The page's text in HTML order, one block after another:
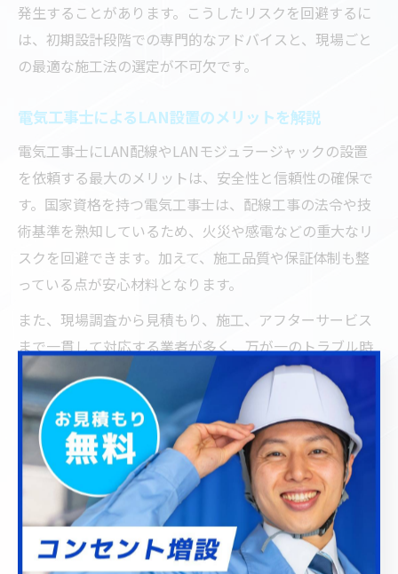
発生することがあります。こうしたリスクを回避するに
は、初期設計段階での専門的なアドバイスと、現場ごと
の最適な施工法の選定が不可欠です。
電気工事士によるLAN設置のメリットを解説
電気工事士にLAN配線やLANモジュラージャックの設置
を依頼する最大のメリットは、安全性と信頼性の確保で
す。国家資格を持つ電気工事士は、配線工事の法令や技
術基準を熟知しているため、火災や感電などの重大なリ
スクを回避できます。加えて、施工品質や保証体制も整
っている点が安心材料となります。
また、現場調査から見積もり、施工、アフターサービス
まで一貫して対応する業者が多く、万が一のトラブル時
も迅速にサポートを受けられます。実際の利用者からは
「DIYで配線した際に通信が不安定になったが、電気工
事士に依頼してからは安定した」という声も寄せられて
います。
特に新築やリフォーム時には、将来のネットワーク拡張
やスマート家電の導入も見据えて、柔軟な設計・施工が
求められます。電気工事士ならではの専門アドバイスを
受けることで、長期的に快適なネットワーク環境を実現